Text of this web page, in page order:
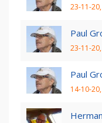
23-11-
Paul
23-11-
Paul
14-10-